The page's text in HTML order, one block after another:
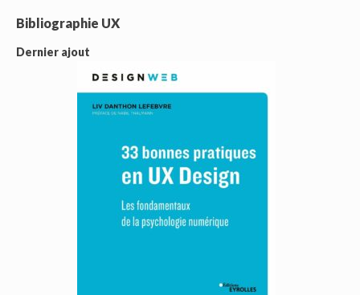
Bibliographie UX
Dernier ajout